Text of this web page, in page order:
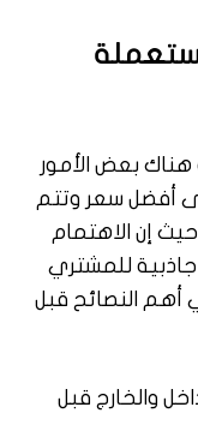
بعض الأمور
أفضل سعر وتتم
إن الاهتمام
جاذبية للمشتري
أهم النصائح قبل
والخارج قبل